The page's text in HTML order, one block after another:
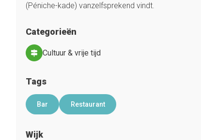
(Péniche-kade) vanzelfsprekend vindt.
Categorieën
Cultuur & vrije tijd
Tags
Bar Restaurant
Wijk